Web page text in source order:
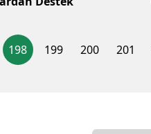
198 199 200 201